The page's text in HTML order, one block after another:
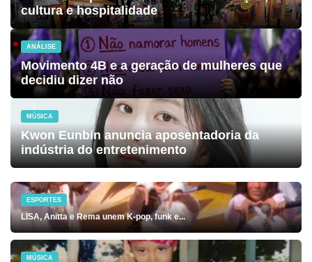
cultura e hospitalidade
ANÁLISE
Movimento 4B e a geração de mulheres que
decidiu dizer não
MÚSICA
Kwon Eunbin anuncia aposentadoria da
indústria do entretenimento
ESPORTES
LISA, Anitta e Rema unem K-pop, funk e...
MÚSICA